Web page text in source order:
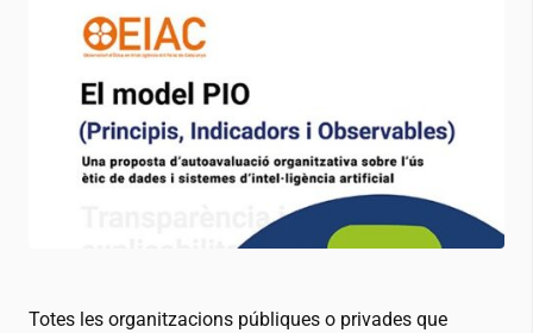
Totes les organitzacions públiques o privades que